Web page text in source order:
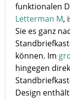
funktionalen
Letterman M,
Sie es ganz
können. Im
hingegen
Design